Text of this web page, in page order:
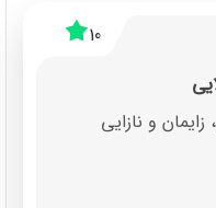
10
و نازایی